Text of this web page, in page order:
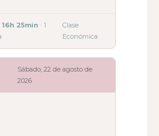
25min · 1
Clase
Económica
Sábado, 22 de agosto de
2026